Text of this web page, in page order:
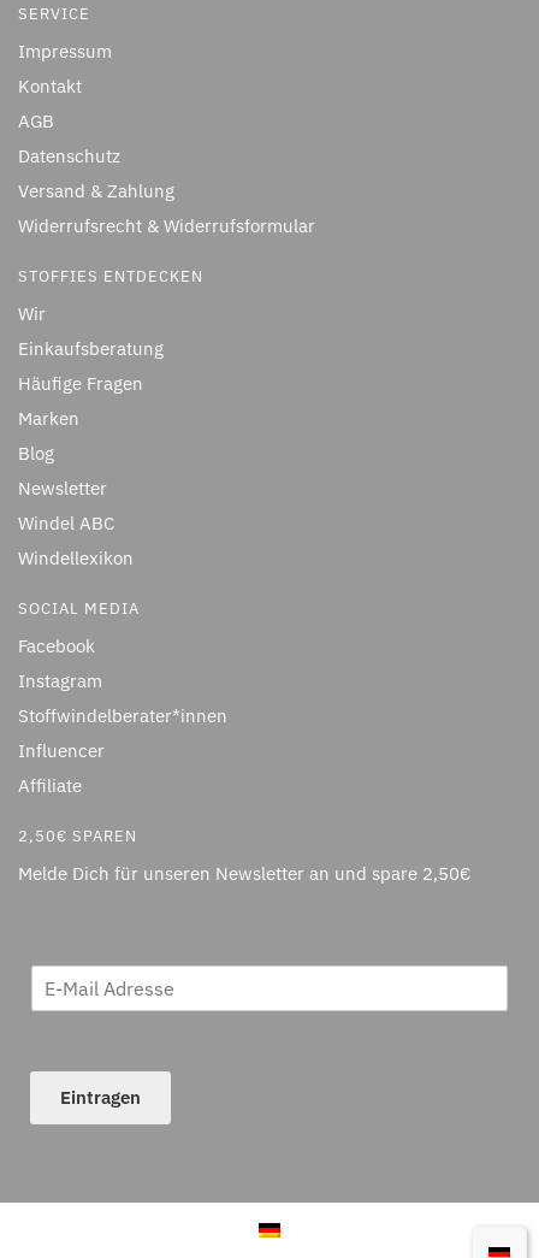
SERVICE
Impressum
Kontakt
AGB
Datenschutz
Versand & Zahlung
Widerrufsrecht & Widerrufsformular
STOFFIES ENTDECKEN
Wir
Einkaufsberatung
Häufige Fragen
Marken
Blog
Newsletter
Windel ABC
Windellexikon
SOCIAL MEDIA
Facebook
Instagram
Stoffwindelberater*innen
Influencer
Affiliate
2,50€ SPAREN
Melde Dich für unseren Newsletter an und spare 2,50€
Eintragen